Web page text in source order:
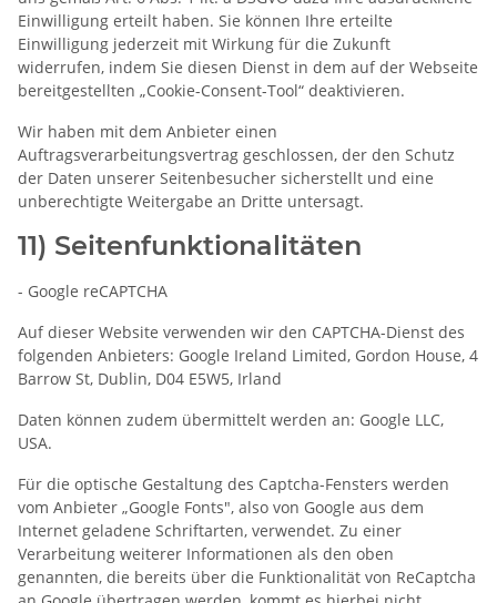
Einwilligung erteilt haben. Sie können Ihre erteilte
Einwilligung jederzeit mit Wirkung für die Zukunft
widerrufen, indem Sie diesen Dienst in dem auf der Webseite
bereitgestellten „Cookie-Consent-Tool“ deaktivieren.
Wir haben mit dem Anbieter einen
Auftragsverarbeitungsvertrag geschlossen, der den Schutz
der Daten unserer Seitenbesucher sicherstellt und eine
unberechtigte Weitergabe an Dritte untersagt.
11) Seitenfunktionalitäten
- Google reCAPTCHA
Auf dieser Website verwenden wir den CAPTCHA-Dienst des
folgenden Anbieters: Google Ireland Limited, Gordon House, 4
Barrow St, Dublin, D04 E5W5, Irland
Daten können zudem übermittelt werden an: Google LLC,
USA.
Für die optische Gestaltung des Captcha-Fensters werden
vom Anbieter „Google Fonts", also von Google aus dem
Internet geladene Schriftarten, verwendet. Zu einer
Verarbeitung weiterer Informationen als den oben
genannten, die bereits über die Funktionalität von ReCaptcha